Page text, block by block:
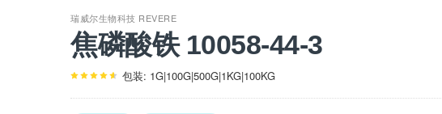
瑞威尔生物科技 REVERE
焦磷酸铁 10058-44-3
包装: 1G|100G|500G|1KG|100KG